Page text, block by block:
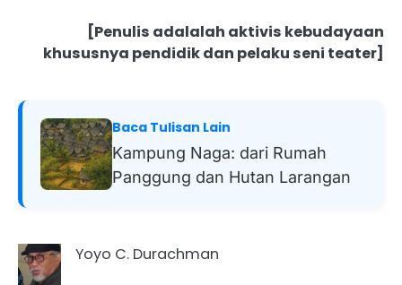
[Penulis adalalah aktivis kebudayaan
khususnya pendidik dan pelaku seni teater]
Baca Tulisan Lain
Kampung Naga: dari Rumah
Panggung dan Hutan Larangan
Yoyo C. Durachman